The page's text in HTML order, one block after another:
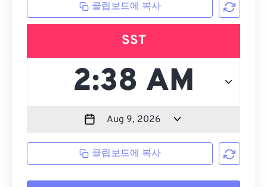
클립보드에 복사
SST
클립보드에 복사